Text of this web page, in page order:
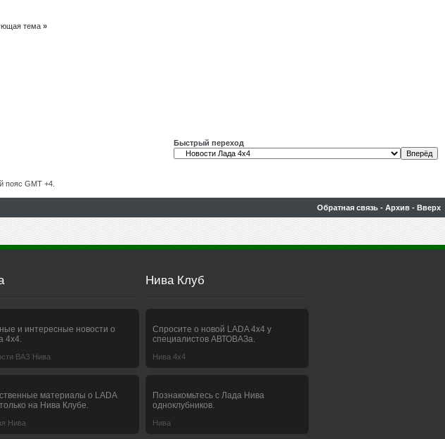
тема »
Быстрый переход
пояс GMT +4.
Обратная связь - Архив - Вверх
и интересные новости о
4х4.
ВАЗ Нива
материалы о LADA
на Нива Клубе.
Нива
Нива Клуб
Спросите о новой LADA 4x4 у
специалистов АВТОВАЗа.
Нива 4х4
Познакомьтесь с Лада Нива
одноклубников.
Нива